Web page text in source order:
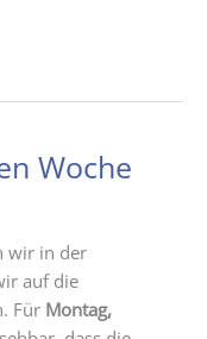
Woche
wir in der
auf die
Für Montag,